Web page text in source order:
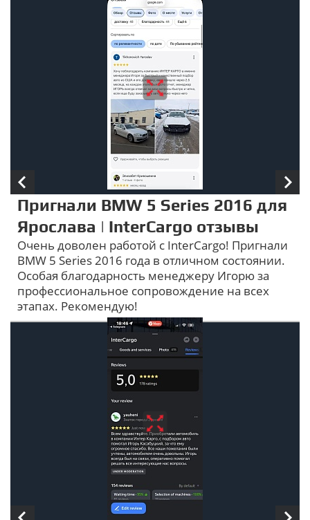
Пригнали BMW 5 Series 2016 для
Ярослава | InterCargo отзывы
Очень доволен работой с InterCargo! Пригнали
BMW 5 Series 2016 года в отличном состоянии.
Особая благодарность менеджеру Игорю за
профессиональное сопровождение на всех
этапах. Рекомендую!